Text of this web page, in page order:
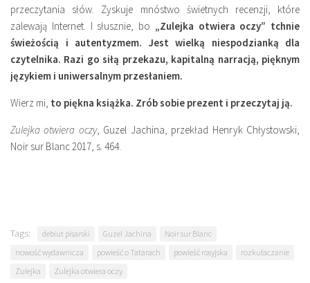
przeczytania słów. Zyskuje mnóstwo świetnych recenzji, które
zalewają Internet. I słusznie, bo „Zulejka otwiera oczy” tchnie
świeżością i autentyzmem. Jest wielką niespodzianką dla
czytelnika. Razi go siłą przekazu, kapitalną narracją, pięknym
językiem i uniwersalnym przesłaniem.
Wierz mi, to piękna książka. Zrób sobie prezent i przeczytaj ją.
Zulejka otwiera oczy, Guzel Jachina, przekład Henryk Chłystowski,
Noir sur Blanc 2017, s. 464.
Tags: debiut pisarski Guzel Jachina
Noir sur Blanc
nowość wydawnicza
powieść o Tatarach powieść rosyjska
rozkułaczanie
Zulejka
Zulejka otwiera oczy